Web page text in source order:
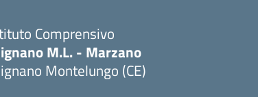
Comprensivo
M.L. - Marzano
Montelungo (CE)